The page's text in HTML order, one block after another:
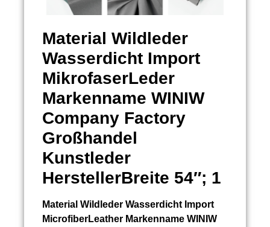
Material Wildleder
Wasserdicht Import
MikrofaserLeder
Markenname WINIW
Company Factory
Großhandel
Kunstleder
HerstellerBreite 54″; 1
Material Wildleder Wasserdicht Import
MicrofiberLeather Markenname WINIW